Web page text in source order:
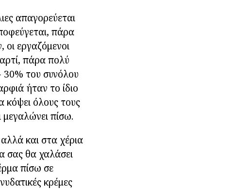
απαγορεύεται
πάρα
εργαζόμενοι
πάρα πολύ
30% του συνόλου
ήταν το ίδιο
όλους τους
μεγαλώνει πίσω.
και στα χέρια
σας θα χαλάσει
πίσω σε
κρέμες